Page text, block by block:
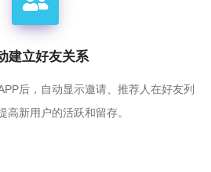
建立好友关系
后，自动显示邀请、推荐人在好友列
高新用户的活跃和留存。